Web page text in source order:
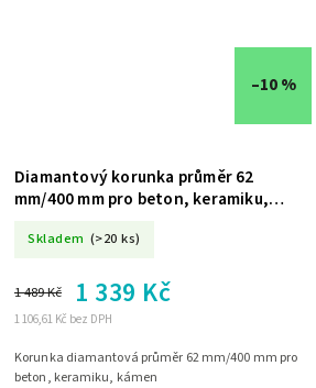
–10 %
Diamantový korunka průměr 62
mm/400 mm pro beton, keramiku,
Skladem (>20 ks)
1 106,61 Kč bez DPH
1 489 Kč 1 339 Kč
Korunka diamantová průměr 62 mm/400 mm pro
beton, keramiku, kámen